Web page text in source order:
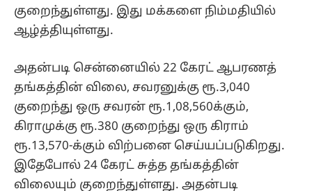
குறைந்துள்ளது. இது மக்களை நிம்மதியில்
ஆழ்த்தியுள்ளது.
அதன்படி சென்னையில் 22 கேரட் ஆபரணத்
தங்கத்தின் விலை, சவரனுக்கு ரூ.3,040
குறைந்து ஒரு சவரன் ரூ.1,08,560க்கும்,
கிராமுக்கு ரூ.380 குறைந்து ஒரு கிராம்
ரூ.13,570-க்கும் விற்பனை செய்யப்படுகிறது.
இதேபோல் 24 கேரட் சுத்த தங்கத்தின்
விலையும் குறைந்துள்ளது. அதன்படி